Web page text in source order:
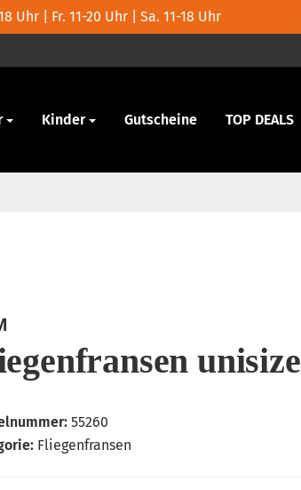
Uhr | Fr. 11-20 Uhr | Sa. 11-18 Uhr
Kinder Gutscheine TOP DEALS
unisize
55260
Fliegenfransen